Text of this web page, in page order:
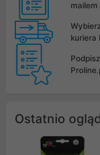
mailem
kuriera
Ostatnio